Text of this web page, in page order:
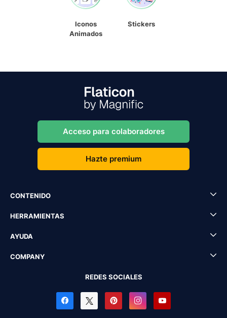
Iconos
Animados
Stickers
Acceso para colaboradores
Hazte premium
CONTENIDO
HERRAMIENTAS
AYUDA
COMPANY
REDES SOCIALES